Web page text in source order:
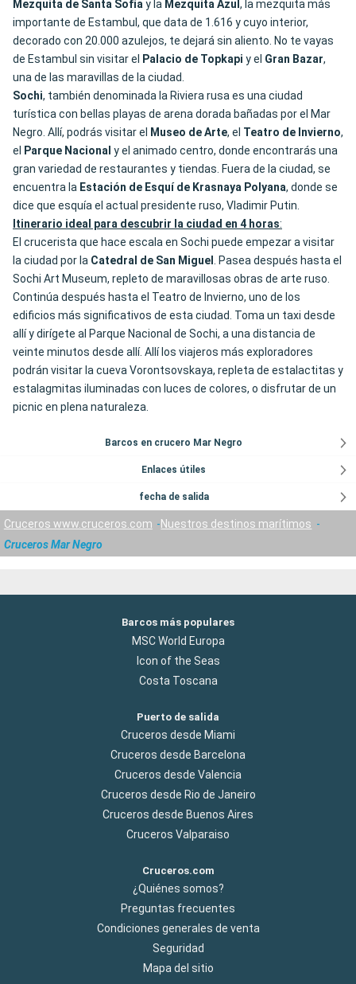
Mezquita de Santa Sofíay la Mezquita Azul , la mezquita más
importante de Estambul, que data de 1.616 y cuyo interior,
decorado con 20.000 azulejos, te dejará sin aliento. No te vayas
de Estambul sin visitar el
Palacio de Topkapi y el Gran Bazar,
una de las maravillas de la ciudad.
Sochi, también denominada la Riviera rusa es una ciudad
turística con bellas playas de arena dorada bañadas por el Mar
Negro. Allí, podrás visitar el
Museo de Arte, el Teatro de Invierno,
el
Parque Nacional y el animado centro, donde encontrarás una
gran variedad de restaurantes y tiendas. Fuera de la ciudad, se
encuentra la Estación de Esquí de Krasnaya Polyana, donde se
dice que esquía el actual presidente ruso, Vladimir Putin.
Itinerario ideal para descubrir la ciudad en 4 horas:
El crucerista que hace escala en Sochi puede empezar a visitar
la ciudad por la Catedral de San Miguel . Pasea después hasta el
Sochi Art Museum, repleto de maravillosas obras de arte ruso.
Continúa después hasta el Teatro de Invierno, uno de los
edificios más significativos de esta ciudad. Toma un taxi desde
allí y dirígete al Parque Nacional de Sochi, a una distancia de
veinte minutos desde allí. Allí los viajeros más exploradores
podrán visitar la cueva Vorontsovskaya, repleta de estalactitas y
estalagmitas iluminadas con luces de colores, o disfrutar de un
picnic en plena naturaleza.
Barcos en crucero Mar Negro
Enlaces útiles
fecha de salida
Cruceros www.cruceros.com
Nuestros destinos marítimos
Cruceros Mar Negro
Barcos más populares
MSC World Europa
Icon of the Seas
Costa Toscana
Puerto de salida
Cruceros desde Miami
Cruceros desde Barcelona
Cruceros desde Valencia
Cruceros desde Rio de Janeiro
Cruceros desde Buenos Aires
Cruceros Valparaiso
Cruceros.com
¿Quiénes somos?
Preguntas frecuentes
Condiciones generales de venta
Seguridad
Mapa del sitio